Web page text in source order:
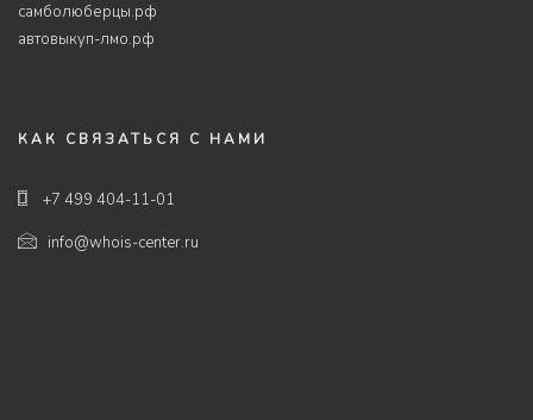
самболюберцы.рф
автовыкуп-лмо.рф
КАК СВЯЗАТЬСЯ С НАМИ
+7 499 404-11-01
info@whois-center.ru